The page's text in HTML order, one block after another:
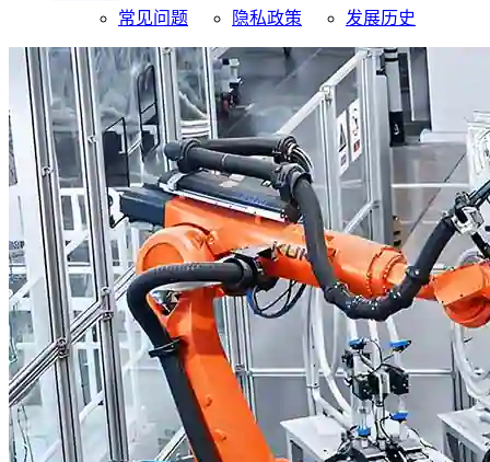
常见问题
隐私政策 发展历史